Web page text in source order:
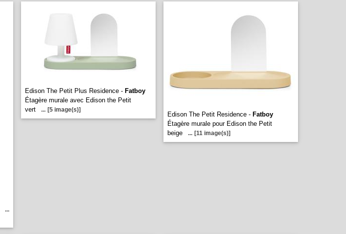
...
Edison The Petit Plus Residence - Fatboy
Étagère murale avec Edison the Petit
vert
... [5 image(s)]
Edison The Petit Residence - Fatboy
Étagère murale pour Edison the Petit
beige
... [11 image(s)]